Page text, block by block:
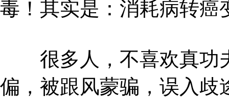
毒！其实是：消耗病转癌
很多人，不喜欢真功
偏，被跟风蒙骗，误入歧